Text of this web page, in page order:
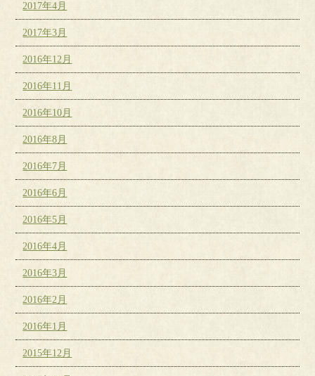
2017年4月
2017年3月
2016年12月
2016年11月
2016年10月
2016年8月
2016年7月
2016年6月
2016年5月
2016年4月
2016年3月
2016年2月
2016年1月
2015年12月